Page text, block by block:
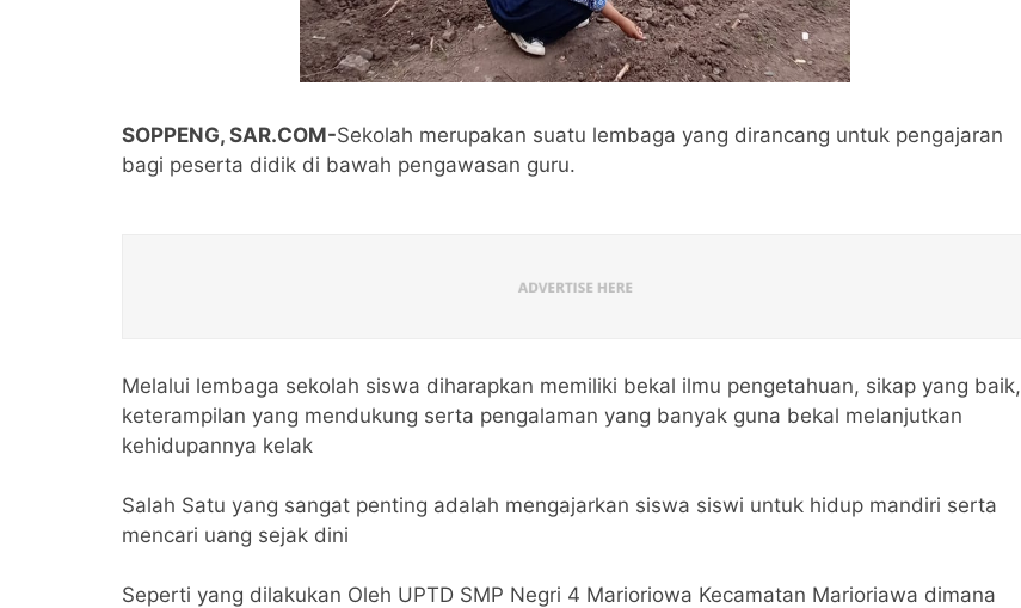
SOPPENG, SAR.COM-Sekolah merupakan suatu lembaga yang dirancang untuk pengajaran
bagi peserta didik di bawah pengawasan guru.
Melalui lembaga sekolah siswa diharapkan memiliki bekal ilmu pengetahuan, sikap yang baik,
keterampilan yang mendukung serta pengalaman yang banyak guna bekal melanjutkan
kehidupannya kelak
Salah Satu yang sangat penting adalah mengajarkan siswa siswi untuk hidup mandiri serta
mencari uang sejak dini
Seperti yang dilakukan Oleh UPTD SMP Negri 4 Marioriowa Kecamatan Marioriawa dimana